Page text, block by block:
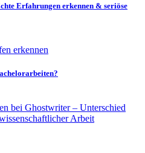
Erfahrungen erkennen & seriöse